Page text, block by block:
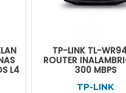
L4
TP-LINK TL-
ROUTER
300 MBPS
TP-LINK